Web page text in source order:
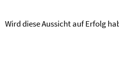
Wird diese Aussicht auf Erfolg